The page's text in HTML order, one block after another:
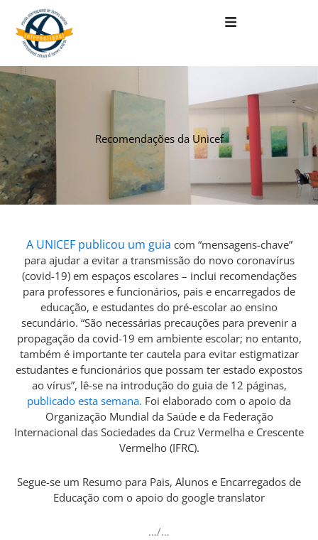
content
Recomendações da Unicef
A UNICEF publicou um guia com “mensagens-chave”
para ajudar a evitar a transmissão do novo coronavírus
(covid-19) em espaços escolares – inclui recomendações
para professores e funcionários, pais e encarregados de
educação, e estudantes do pré-escolar ao ensino
secundário. “São necessárias precauções para prevenir a
propagação da covid-19 em ambiente escolar; no entanto,
também é importante ter cautela para evitar estigmatizar
estudantes e funcionários que possam ter estado expostos
ao vírus”, lê-se na introdução do guia de 12 páginas,
publicado esta semana. Foi elaborado com o apoio da
Organização Mundial da Saúde e da Federação
Internacional das Sociedades da Cruz Vermelha e Crescente
Vermelho (IFRC).
Segue-se um Resumo para Pais, Alunos e Encarregados de
Educação com o apoio do google translator
…/…